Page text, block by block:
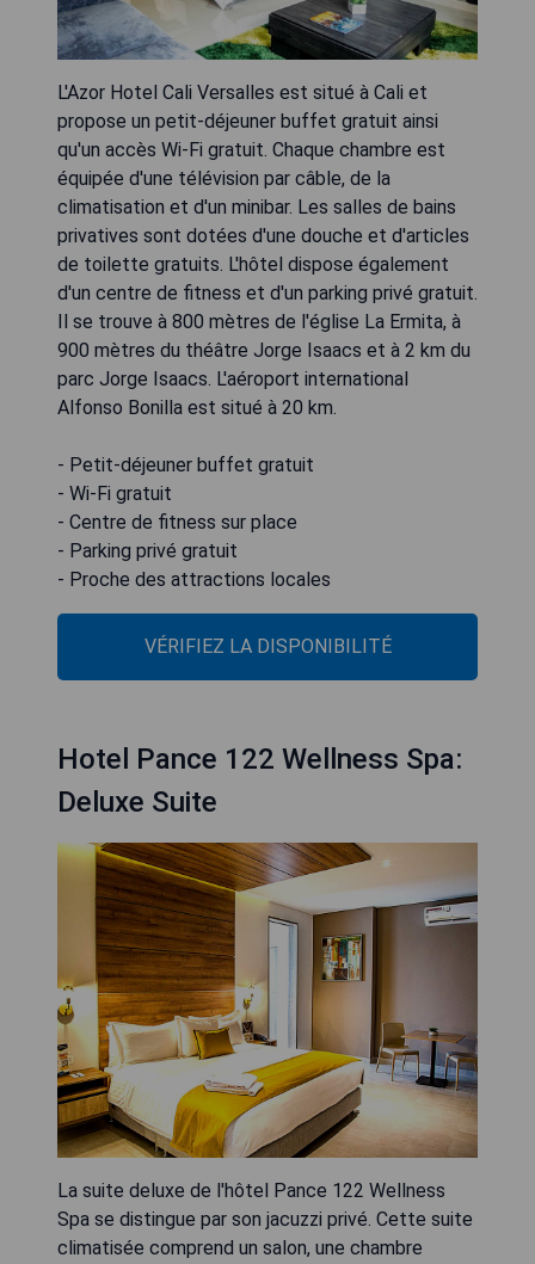
L'Azor Hotel Cali Versalles est situé à Cali et
propose un petit-déjeuner buffet gratuit ainsi
qu'un accès Wi-Fi gratuit. Chaque chambre est
équipée d'une télévision par câble, de la
climatisation et d'un minibar. Les salles de bains
privatives sont dotées d'une douche et d'articles
de toilette gratuits. L'hôtel dispose également
d'un centre de fitness et d'un parking privé gratuit.
Il se trouve à 800 mètres de l'église La Ermita, à
900 mètres du théâtre Jorge Isaacs et à 2 km du
parc Jorge Isaacs. L'aéroport international
Alfonso Bonilla est situé à 20 km.
- Petit-déjeuner buffet gratuit
- Wi-Fi gratuit
- Centre de fitness sur place
- Parking privé gratuit
- Proche des attractions locales
VÉRIFIEZ LA DISPONIBILITÉ
Hotel Pance 122 Wellness Spa:
Deluxe Suite
La suite deluxe de l'hôtel Pance 122 Wellness
Spa se distingue par son jacuzzi privé. Cette suite
climatisée comprend un salon, une chambre